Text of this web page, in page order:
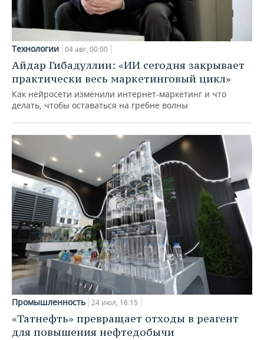
Технологии 04 авг, 00:00
Айдар Гибадуллин: «ИИ сегодня закрывает
практически весь маркетинговый цикл»
Как нейросети изменили интернет-маркетинг и что
делать, чтобы оставаться на гребне волны
Промышленность 24 июл, 16:15
«Татнефть» превращает отходы в реагент
для повышения нефтедобычи